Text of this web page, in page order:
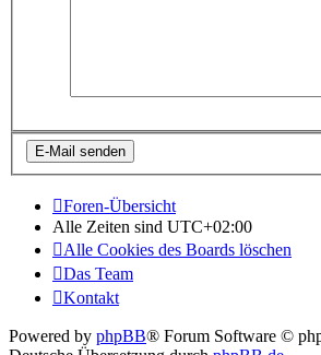
Foren-Übersicht
Alle Zeiten sind UTC+02:00
Alle Cookies des Boards löschen
Das Team
Kontakt
Powered by phpBB® Forum Software ©